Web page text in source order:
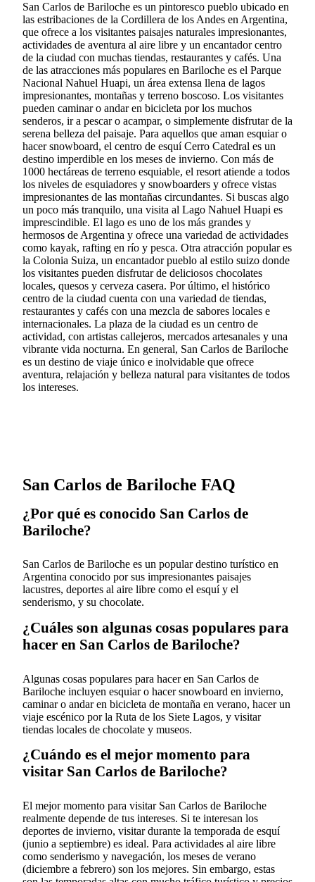
San Carlos de Bariloche es un pintoresco pueblo ubicado en
las estribaciones de la Cordillera de los Andes en Argentina,
que ofrece a los visitantes paisajes naturales impresionantes,
actividades de aventura al aire libre y un encantador centro
de la ciudad con muchas tiendas, restaurantes y cafés. Una
de las atracciones más populares en Bariloche es el Parque
Nacional Nahuel Huapi, un área extensa llena de lagos
impresionantes, montañas y terreno boscoso. Los visitantes
pueden caminar o andar en bicicleta por los muchos
senderos, ir a pescar o acampar, o simplemente disfrutar de la
serena belleza del paisaje. Para aquellos que aman esquiar o
hacer snowboard, el centro de esquí Cerro Catedral es un
destino imperdible en los meses de invierno. Con más de
1000 hectáreas de terreno esquiable, el resort atiende a todos
los niveles de esquiadores y snowboarders y ofrece vistas
impresionantes de las montañas circundantes. Si buscas algo
un poco más tranquilo, una visita al Lago Nahuel Huapi es
imprescindible. El lago es uno de los más grandes y
hermosos de Argentina y ofrece una variedad de actividades
como kayak, rafting en río y pesca. Otra atracción popular es
la Colonia Suiza, un encantador pueblo al estilo suizo donde
los visitantes pueden disfrutar de deliciosos chocolates
locales, quesos y cerveza casera. Por último, el histórico
centro de la ciudad cuenta con una variedad de tiendas,
restaurantes y cafés con una mezcla de sabores locales e
internacionales. La plaza de la ciudad es un centro de
actividad, con artistas callejeros, mercados artesanales y una
vibrante vida nocturna. En general, San Carlos de Bariloche
es un destino de viaje único e inolvidable que ofrece
aventura, relajación y belleza natural para visitantes de todos
los intereses.
San Carlos de Bariloche FAQ
¿Por qué es conocido San Carlos de
Bariloche?
San Carlos de Bariloche es un popular destino turístico en
Argentina conocido por sus impresionantes paisajes
lacustres, deportes al aire libre como el esquí y el
senderismo, y su chocolate.
¿Cuáles son algunas cosas populares para
hacer en San Carlos de Bariloche?
Algunas cosas populares para hacer en San Carlos de
Bariloche incluyen esquiar o hacer snowboard en invierno,
caminar o andar en bicicleta de montaña en verano, hacer un
viaje escénico por la Ruta de los Siete Lagos, y visitar
tiendas locales de chocolate y museos.
¿Cuándo es el mejor momento para
visitar San Carlos de Bariloche?
El mejor momento para visitar San Carlos de Bariloche
realmente depende de tus intereses. Si te interesan los
deportes de invierno, visitar durante la temporada de esquí
(junio a septiembre) es ideal. Para actividades al aire libre
como senderismo y navegación, los meses de verano
(diciembre a febrero) son los mejores. Sin embargo, estas